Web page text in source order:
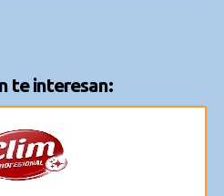
te interesan: